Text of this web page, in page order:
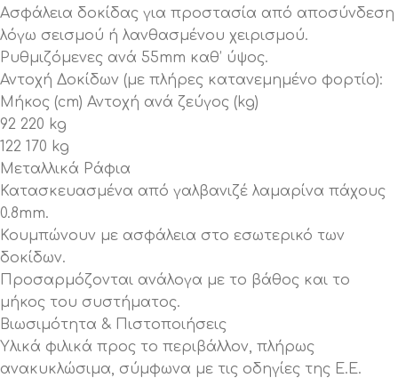
Ασφάλεια δοκίδας για προστασία από αποσύνδεση
λόγω σεισμού ή λανθασμένου χειρισμού.
Ρυθμιζόμενες ανά 55mm καθ’ ύψος.
Αντοχή Δοκίδων (με πλήρες κατανεμημένο φορτίο):
Μήκος (cm) Αντοχή ανά ζεύγος (kg)
92 220 kg
122 170 kg
Μεταλλικά Ράφια
Κατασκευασμένα από γαλβανιζέ λαμαρίνα πάχους
0.8mm.
Κουμπώνουν με ασφάλεια στο εσωτερικό των
δοκίδων.
Προσαρμόζονται ανάλογα με το βάθος και το
μήκος του συστήματος.
Βιωσιμότητα & Πιστοποιήσεις
Υλικά φιλικά προς το περιβάλλον, πλήρως
ανακυκλώσιμα, σύμφωνα με τις οδηγίες της Ε.Ε.